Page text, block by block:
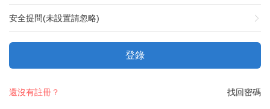
安全提問(未設置請忽略)
登錄
找回密碼
還沒有註冊？